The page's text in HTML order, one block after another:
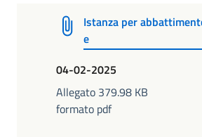
Istanza per
e
04-02-2025
Allegato 379.98 KB
formato pdf